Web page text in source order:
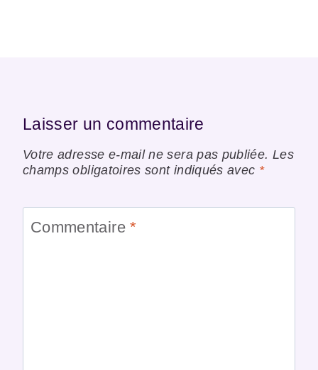
Laisser un commentaire
Votre adresse e-mail ne sera pas publiée. Les
champs obligatoires sont indiqués avec *
Commentaire*